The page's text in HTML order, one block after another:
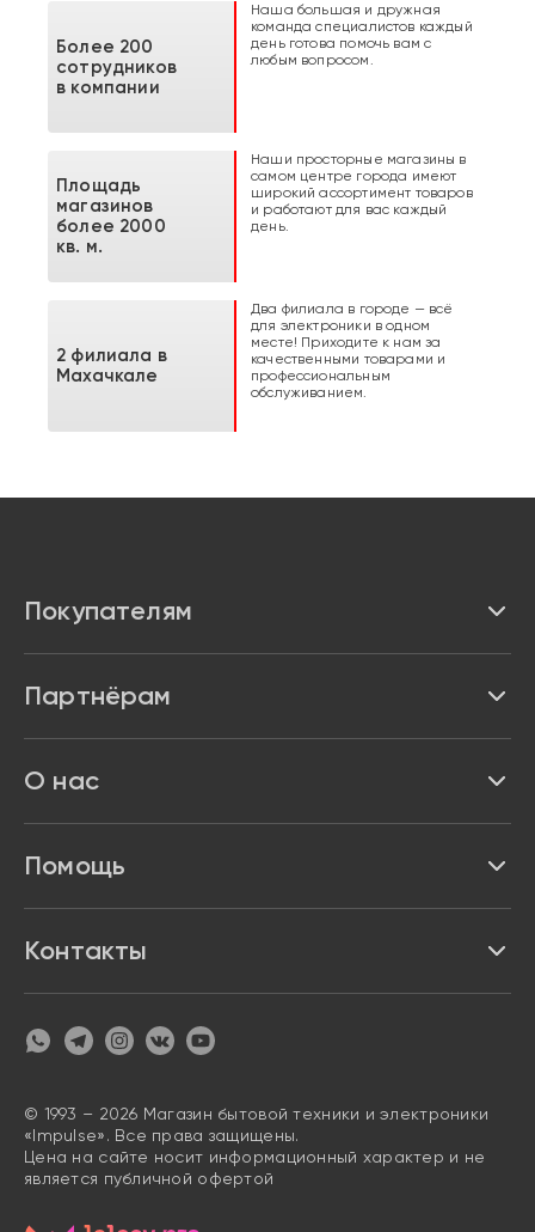
Более 200
сотрудников
в компании
Наша большая и дружная
команда специалистов каждый
день готова помочь вам с
любым вопросом.
Площадь
магазинов
более 2000
кв. м.
Наши просторные магазины в
самом центре города имеют
широкий ассортимент товаров
и работают для вас каждый
день.
2 филиала в
Махачкале
Два филиала в городе — всё
для электроники в одном
месте! Приходите к нам за
качественными товарами и
профессиональным
обслуживанием.
Покупателям
Доставка и оплата
Акции и скидки
Возврат товара
Политика конфиденциальности
Согласие на обработку персональных данных
Партнёрам
О нас
Помощь
Карта сайта
Контакты
© 1993 – 2026 Магазин бытовой техники и электроники
«Impulse». Все права защищены.
Цена на сайте носит информационный характер и не
является публичной офертой